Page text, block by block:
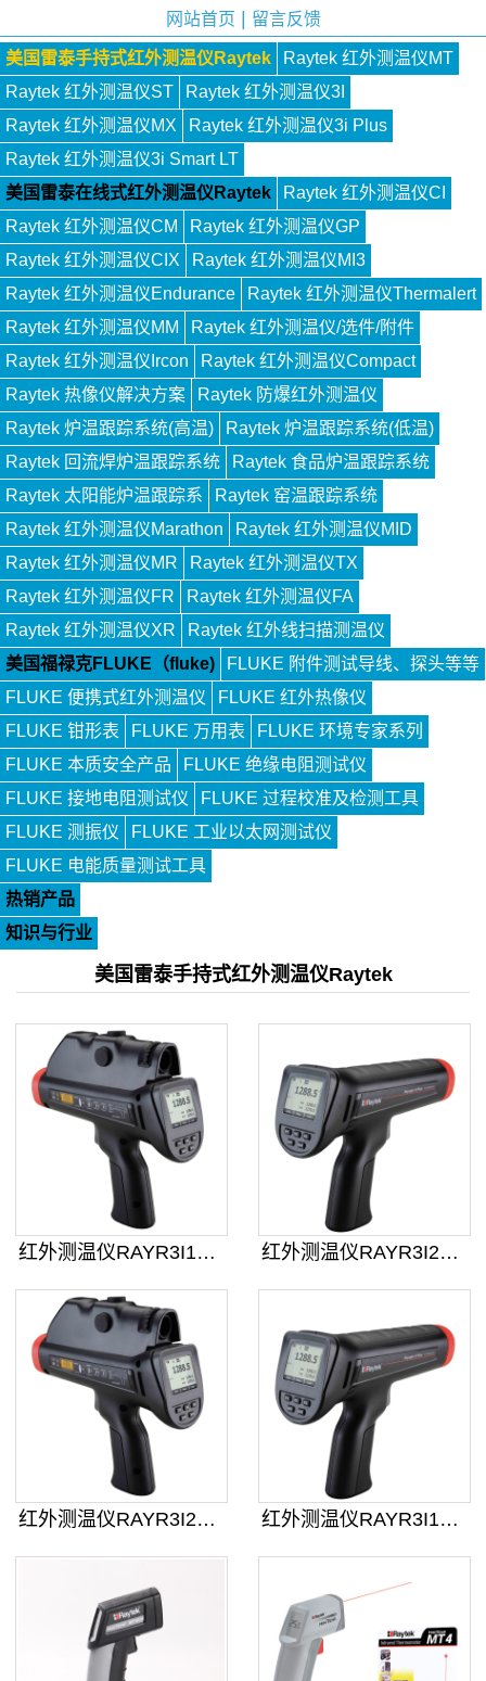
网站首页 留言反馈
美国雷泰手持式红外测温仪Raytek
Raytek 红外测温仪MT
Raytek 红外测温仪ST
Raytek 红外测温仪3I
Raytek 红外测温仪MX
Raytek 红外测温仪3i Plus
Raytek 红外测温仪3i Smart LT
美国雷泰在线式红外测温仪Raytek
Raytek 红外测温仪CI
Raytek 红外测温仪CM
Raytek 红外测温仪GP
Raytek 红外测温仪CIX
Raytek 红外测温仪MI3
Raytek 红外测温仪Endurance
Raytek 红外测温仪Thermalert
Raytek 红外测温仪MM
Raytek 红外测温仪/选件/附件
Raytek 红外测温仪Ircon
Raytek 红外测温仪Compact
Raytek 热像仪解决方案
Raytek 防爆红外测温仪
Raytek 炉温跟踪系统(高温)
Raytek 炉温跟踪系统(低温)
Raytek 回流焊炉温跟踪系统
Raytek 食品炉温跟踪系统
Raytek 太阳能炉温跟踪系
Raytek 窑温跟踪系统
Raytek 红外测温仪Marathon
Raytek 红外测温仪MID
Raytek 红外测温仪MR
Raytek 红外测温仪TX
Raytek 红外测温仪FR
Raytek 红外测温仪FA
Raytek 红外测温仪XR
Raytek 红外线扫描测温仪
美国福禄克FLUKE（fluke)
FLUKE 附件测试导线、探头等等
FLUKE 便携式红外测温仪
FLUKE 红外热像仪
FLUKE 钳形表
FLUKE 万用表
FLUKE 环境专家系列
FLUKE 本质安全产品
FLUKE 绝缘电阻测试仪
FLUKE 接地电阻测试仪
FLUKE 过程校准及检测工具
FLUKE 测振仪
FLUKE 工业以太网测试仪
FLUKE 电能质量测试工具
热销产品
知识与行业
美国雷泰手持式红外测温仪Raytek
红外测温仪RAYR3I1MSCL3 红外测温仪RAYR3I2ML3+
红外测温仪RAYR3I2MSCL3 红外测温仪RAYR3I1ML3+